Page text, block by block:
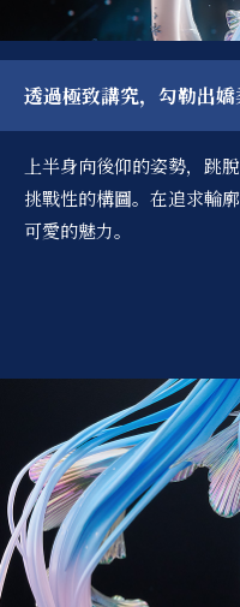
透過極致講究，勾勒出嬌
上半身向後仰的姿勢，跳
挑戰性的構圖。在追求輪
可愛的魅力。